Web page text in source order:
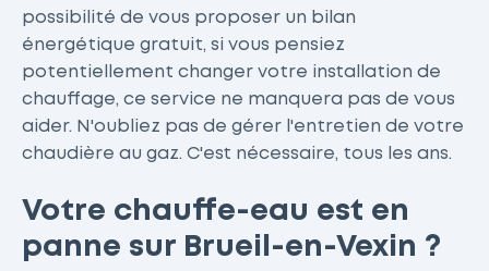
possibilité de vous proposer un bilan
énergétique gratuit, si vous pensiez
potentiellement changer votre installation de
chauffage, ce service ne manquera pas de vous
aider. N'oubliez pas de gérer l'entretien de votre
chaudière au gaz. C'est nécessaire, tous les ans.
Votre chauffe-eau est en
panne sur Brueil-en-Vexin ?